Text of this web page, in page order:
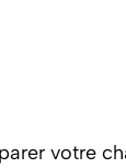
votre